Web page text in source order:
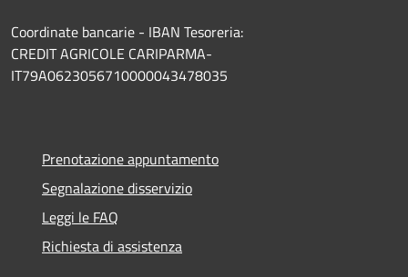
Coordinate bancarie - IBAN Tesoreria:
CREDIT AGRICOLE CARIPARMA-
IT79A0623056710000043478035
Prenotazione appuntamento
Segnalazione disservizio
Leggi le FAQ
Richiesta di assistenza